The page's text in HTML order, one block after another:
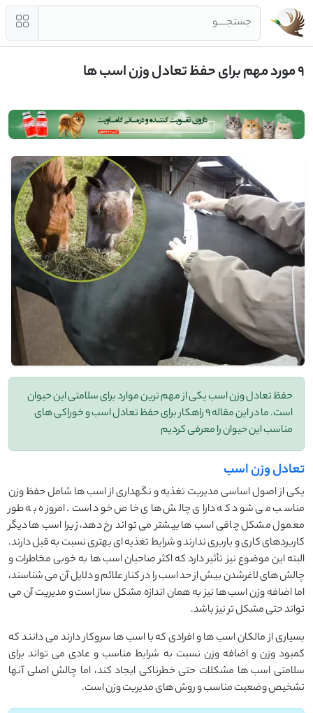
جستجــــو
9 مورد مهم برای حفظ تعادل وزن اسب ها
حفظ تعادل وزن اسب یکی از مهم ترین موارد برای سلامتی این حیوان
است. ما در این مقاله 9 راهکار برای حفظ تعادل اسب و خوراکی های
مناسب این حیوان را معرفی کردیم
تعادل وزن اسب
یکی از اصول اساسی مدیریت تغذیه و نگهداری از اسب ها شامل حفظ وزن
مناسب می شود که دارای چالش های خاص خود است. امروزه به طور
معمول مشکل چاقی اسب ها بیشتر می تواند رخ دهد، زیرا اسب ها دیگر
کاربردهای کاری و باربری ندارند و شرایط تغذیه ای بهتری نسبت به قبل دارند.
البته این موضوع نیز تأثیر دارد که اکثر صاحبان اسب ها به خوبی مخاطرات و
چالش های لاغرشدن بیش از حد اسب را در کنار علائم و دلایل آن می شناسند،
اما اضافه وزن اسب ها نیز به همان اندازه مشکل ساز است و مدیریت آن می
تواند حتی مشکل تر نیز باشد.
بسیاری از مالکان اسب ها و افرادی که با اسب ها سروکار دارند می دانند که
کمبود وزن و اضافه وزن نسبت به شرایط مناسب و عادی می تواند برای
سلامتی اسب ها مشکلات حتی خطرناکی ایجاد کند، اما چالش اصلی آنها
تشخیص وضعیت مناسب و روش های مدیریت وزن است.